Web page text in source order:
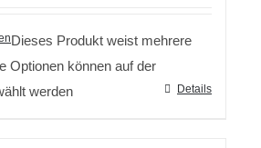
Dieses Produkt weist mehrere
Optionen können auf der
werden
Details